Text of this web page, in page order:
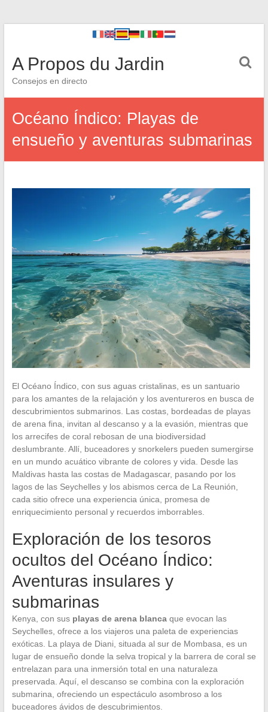
A Propos du Jardin
Consejos en directo
Océano Índico: Playas de
ensueño y aventuras submarinas
El Océano Índico, con sus aguas cristalinas, es un santuario
para los amantes de la relajación y los aventureros en busca de
descubrimientos submarinos. Las costas, bordeadas de playas
de arena fina, invitan al descanso y a la evasión, mientras que
los arrecifes de coral rebosan de una biodiversidad
deslumbrante. Allí, buceadores y snorkelers pueden sumergirse
en un mundo acuático vibrante de colores y vida. Desde las
Maldivas hasta las costas de Madagascar, pasando por los
lagos de las Seychelles y los abismos cerca de La Reunión,
cada sitio ofrece una experiencia única, promesa de
enriquecimiento personal y recuerdos imborrables.
Exploración de los tesoros
ocultos del Océano Índico:
Aventuras insulares y
submarinas
Kenya, con sus playas de arena blancaque evocan las
Seychelles, ofrece a los viajeros una paleta de experiencias
exóticas. La playa de Diani, situada al sur de Mombasa, es un
lugar de ensueño donde la selva tropical y la barrera de coral se
entrelazan para una inmersión total en una naturaleza
preservada. Aquí, el descanso se combina con la exploración
submarina, ofreciendo un espectáculo asombroso a los
buceadores ávidos de descubrimientos.